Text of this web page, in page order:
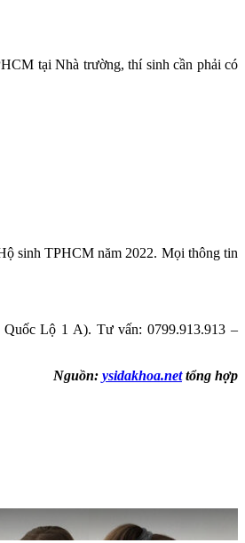
tại Nhà trường, thí sinh cần phải có
sinh TPHCM năm 2022. Mọi thông tin
Lộ 1 A). Tư vấn: 0799.913.913 –
Nguồn: ysidakhoa.nettổng hợp